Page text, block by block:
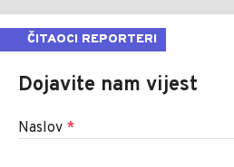
ČITAOCI REPORTERI
Dojavite nam vijest
Naslov *